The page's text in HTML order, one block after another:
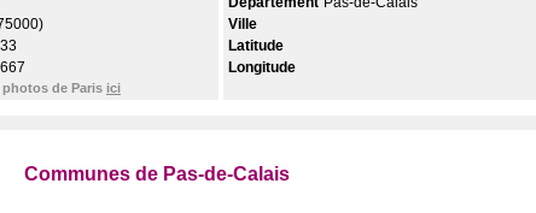
de Paris ici
Ville
Latitude
Longitude
Communes de Pas-de-Calais